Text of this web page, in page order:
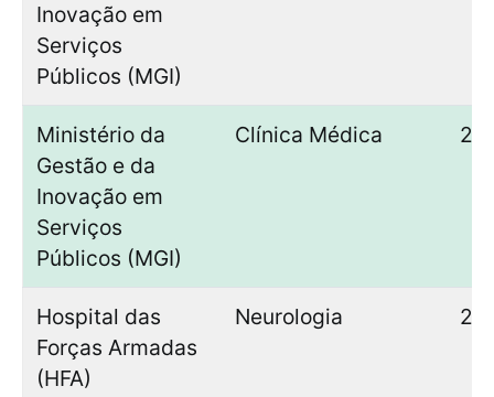
Inovação em
Serviços
Públicos (MGI)
Ministério da
Gestão e da
Inovação em
Serviços
Públicos (MGI)
Clínica Médica 26
Hospital das
Forças Armadas
(HFA)
Neurologia 2